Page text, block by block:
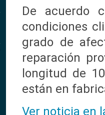
De acuerdo
condiciones
grado de
reparación
longitud de
están en
Ver noticia en